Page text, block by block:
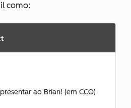
como:
ao Brian! (em CCO)